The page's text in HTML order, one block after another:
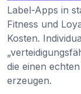
Label-Apps in
Fitness und
Kosten.
die einen
erzeugen.